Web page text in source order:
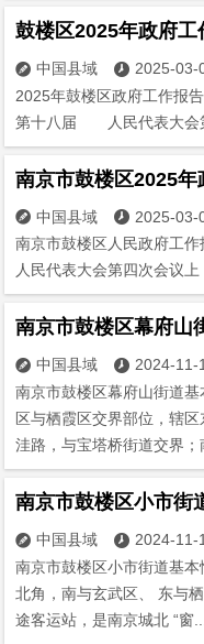
鼓楼区2025年政府工
 中国县域  2025-03-
2025年鼓楼区政府工作
第十八届 人民代表大会
南京市鼓楼区2025年
 中国县域  2025-03-
南京市鼓楼区人民政府
人民代表大会第四次会
南京市鼓楼区幕府山
 中国县域  2024-11-
南京市鼓楼区幕府山街道
区与栖霞区交界部位，辖
洼路，与宝塔桥街道交界；
南京市鼓楼区小市街
 中国县域  2024-11-
南京市鼓楼区小市街道基
北角，南与玄武区、 东与
途客运站，是南京城北 “窗...